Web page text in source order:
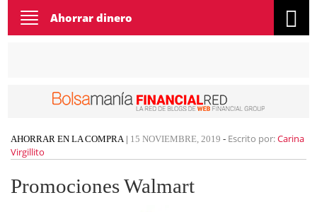
Toggle
navigation
Ahorrar dinero
AHORRAR EN LA COMPRA| 15 NOVIEMBRE, 2019 - Escrito por:Carina
Virgillito
Promociones Walmart